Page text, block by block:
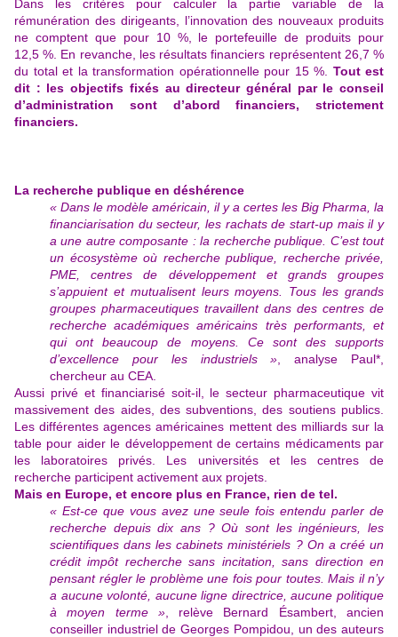
Dans les critères pour calculer la partie variable de la
rémunération des dirigeants, l’innovation des nouveaux produits
ne comptent que pour 10 %, le portefeuille de produits pour
12,5 %. En revanche, les résultats financiers représentent 26,7 %
du total et la transformation opérationnelle pour 15 %. Tout est
dit : les objectifs fixés au directeur général par le conseil
d’administration sont d’abord financiers, strictement
financiers.
La recherche publique en déshérence
« Dans le modèle américain, il y a certes les Big Pharma, la
financiarisation du secteur, les rachats de start-up mais il y
a une autre composante : la recherche publique. C’est tout
un écosystème où recherche publique, recherche privée,
PME, centres de développement et grands groupes
s’appuient et mutualisent leurs moyens. Tous les grands
groupes pharmaceutiques travaillent dans des centres de
recherche académiques américains très performants, et
qui ont beaucoup de moyens. Ce sont des supports
d’excellence pour les industriels » , analyse Paul*,
chercheur au CEA.
Aussi privé et financiarisé soit-il, le secteur pharmaceutique vit
massivement des aides, des subventions, des soutiens publics.
Les différentes agences américaines mettent des milliards sur la
table pour aider le développement de certains médicaments par
les laboratoires privés. Les universités et les centres de
recherche participent activement aux projets.
Mais en Europe, et encore plus en France, rien de tel.
« Est-ce que vous avez une seule fois entendu parler de
recherche depuis dix ans ? Où sont les ingénieurs, les
scientifiques dans les cabinets ministériels ? On a créé un
crédit impôt recherche sans incitation, sans direction en
pensant régler le problème une fois pour toutes. Mais il n’y
a aucune volonté, aucune ligne directrice, aucune politique
à moyen terme », relève Bernard Ésambert, ancien
conseiller industriel de Georges Pompidou, un des auteurs